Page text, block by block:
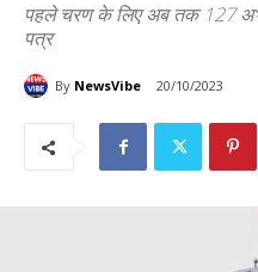
पहले चरण के लिए अब तक 127
पत्र
By NewsVibe 20/10/2023